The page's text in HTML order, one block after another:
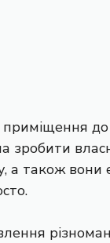
приміщення
зробити
а також